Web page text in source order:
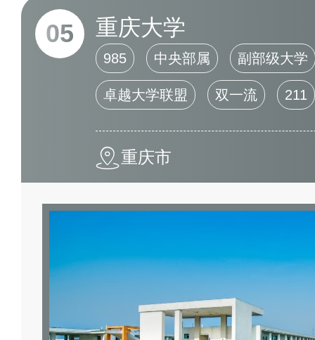
05 重庆大学
985 中央部属 副部级大学
卓越大学联盟 双一流 211
重庆市